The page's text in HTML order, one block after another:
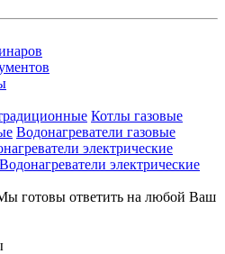
Котлы газовые
Водонагреватели газовые
электрические
Водонагреватели электрические
готовы ответить на любой Ваш